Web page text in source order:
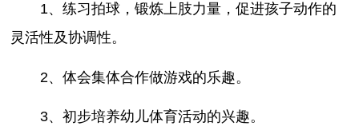
1、练习拍球，锻炼上肢力量，促进孩子动作的
灵活性及协调性。
2、体会集体合作做游戏的乐趣。
3、初步培养幼儿体育活动的兴趣。